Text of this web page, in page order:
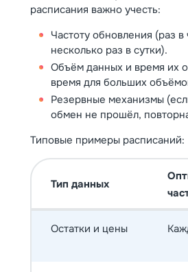
расписания важно учесть:
Частоту обновления (раз в
несколько раз в сутки).
Объём данных и время их
время для больших
Резервные механизмы
обмен не прошёл,
Типовые примеры расписаний:
Тип данных
Остатки и цены